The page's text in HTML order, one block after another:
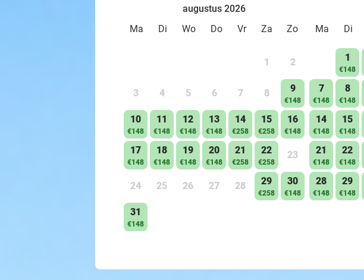
augustus 2026
Ma
Di Wo Do Vr Za Zo
1 2
3 4 5 6 7 8 9
€148
10
€148
11
€148
12
€148
13
€148
14
€258
15
€258
16
€148
17
€148
18
€148
19
€148
20
€148
21
€258
22
€258
23
24 25 26 27 28 29
€258
30
€148
31
€148
Ma
Di
1
€148
7
€148
8
€148
14
€148
15
€148
21
€148
22
€148
28
€148
29
€148